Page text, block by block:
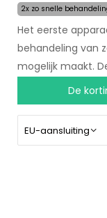
2x zo snelle
Het eerste
behandeling van
mogelijk maakt.
behandeling is
langdurige effect
gebleven. Met
meer afhankelijk
De